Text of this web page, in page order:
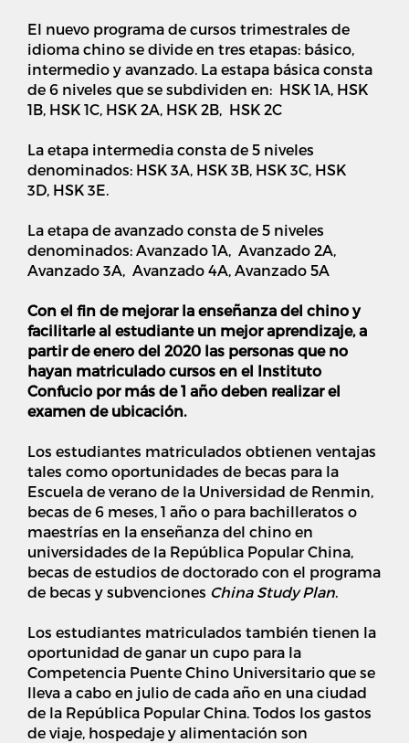
El nuevo programa de cursos trimestrales de
idioma chino se divide en tres etapas: básico,
intermedio y avanzado. La estapa básica consta
de 6 niveles que se subdividen en: HSK 1A, HSK
1B, HSK 1C, HSK 2A, HSK 2B, HSK 2C
La etapa intermedia consta de 5 niveles
denominados: HSK 3A, HSK 3B, HSK 3C, HSK
3D, HSK 3E.
La etapa de avanzado consta de 5 niveles
denominados: Avanzado 1A, Avanzado 2A,
Avanzado 3A, Avanzado 4A, Avanzado 5A
Con el fin de mejorar la enseñanza del chino y
facilitarle al estudiante un mejor aprendizaje, a
partir de enero del 2020 las personas que no
hayan matriculado cursos en el Instituto
Confucio por más de 1 año deben realizar el
examen de ubicación.
Los estudiantes matriculados obtienen ventajas
tales como oportunidades de becas para la
Escuela de verano de la Universidad de Renmin,
becas de 6 meses, 1 año o para bachilleratos o
maestrías en la enseñanza del chino en
universidades de la República Popular China,
becas de estudios de doctorado con el programa
de becas y subvenciones China Study Plan.
Los estudiantes matriculados también tienen la
oportunidad de ganar un cupo para la
Competencia Puente Chino Universitario que se
lleva a cabo en julio de cada año en una ciudad
de la República Popular China. Todos los gastos
de viaje, hospedaje y alimentación son